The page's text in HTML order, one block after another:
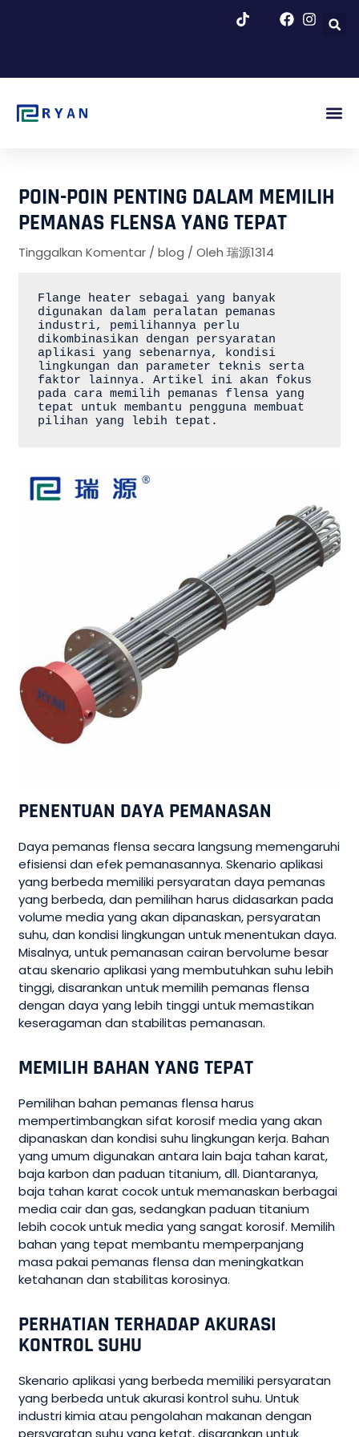
POIN-POIN PENTING DALAM MEMILIH
PEMANAS FLENSA YANG TEPAT
Tinggalkan Komentar /blog / Oleh瑞源1314
Flange heater sebagai yang banyak
digunakan dalam peralatan pemanas
industri, pemilihannya perlu
dikombinasikan dengan persyaratan
aplikasi yang sebenarnya, kondisi
lingkungan dan parameter teknis serta
faktor lainnya. Artikel ini akan fokus
pada cara memilih pemanas flensa yang
tepat untuk membantu pengguna membuat
pilihan yang lebih tepat.
PENENTUAN DAYA PEMANASAN
Daya pemanas flensa secara langsung memengaruhi
efisiensi dan efek pemanasannya. Skenario aplikasi
yang berbeda memiliki persyaratan daya pemanas
yang berbeda, dan pemilihan harus didasarkan pada
volume media yang akan dipanaskan, persyaratan
suhu, dan kondisi lingkungan untuk menentukan daya.
Misalnya, untuk pemanasan cairan bervolume besar
atau skenario aplikasi yang membutuhkan suhu lebih
tinggi, disarankan untuk memilih pemanas flensa
dengan daya yang lebih tinggi untuk memastikan
keseragaman dan stabilitas pemanasan.
MEMILIH BAHAN YANG TEPAT
Pemilihan bahan pemanas flensa harus
mempertimbangkan sifat korosif media yang akan
dipanaskan dan kondisi suhu lingkungan kerja. Bahan
yang umum digunakan antara lain baja tahan karat,
baja karbon dan paduan titanium, dll. Diantaranya,
baja tahan karat cocok untuk memanaskan berbagai
media cair dan gas, sedangkan paduan titanium
lebih cocok untuk media yang sangat korosif. Memilih
bahan yang tepat membantu memperpanjang
masa pakai pemanas flensa dan meningkatkan
ketahanan dan stabilitas korosinya.
PERHATIAN TERHADAP AKURASI
KONTROL SUHU
Skenario aplikasi yang berbeda memiliki persyaratan
yang berbeda untuk akurasi kontrol suhu. Untuk
industri kimia atau pengolahan makanan dengan
persyaratan suhu yang ketat, disarankan untuk